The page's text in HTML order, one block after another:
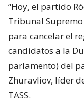
“Hoy, el partido
Tribunal
para cancelar el
candidatos a la
parlamento) del
Zhuravliov, líder
TASS.